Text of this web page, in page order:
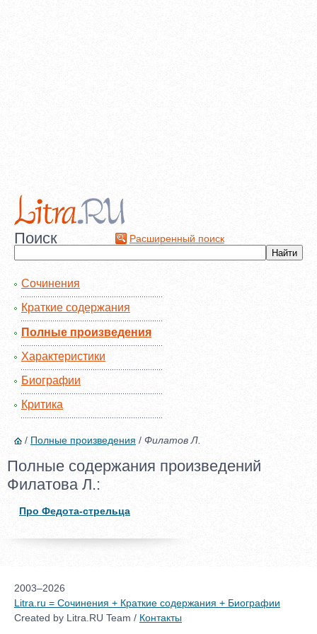
Поиск Расширенный поиск
Сочинения
Краткие содержания
Полные произведения
Характеристики
Биографии
Критика
/ Полные произведения / Филатов Л.
Полные содержания произведений
Филатова Л.:
Про Федота-стрельца
2003–2026
Litra.ru = Сочинения + Краткие содержания + Биографии
Created by Litra.RU Team / Контакты